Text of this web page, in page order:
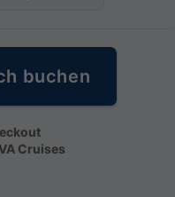
buchen
Cruises